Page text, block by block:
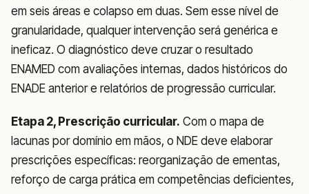
em seis áreas e colapso em duas. Sem esse nível de
granularidade, qualquer intervenção será genérica e
ineficaz. O diagnóstico deve cruzar o resultado
ENAMED com avaliações internas, dados históricos do
ENADE anterior e relatórios de progressão curricular.
Etapa 2, Prescrição curricular. Com o mapa de
lacunas por domínio em mãos, o NDE deve elaborar
prescrições específicas: reorganização de ementas,
reforço de carga prática em competências deficientes,